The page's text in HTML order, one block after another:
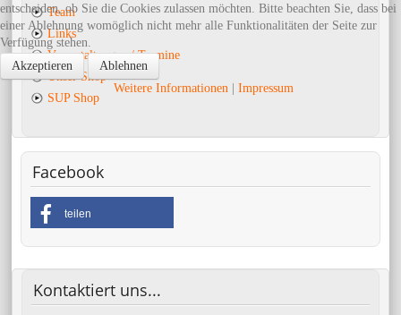
Team
Links
Veranstaltungen / Termine
Unser Shop
SUP Shop
Facebook
teilen
Kontaktiert uns...
entscheiden, ob Sie die Cookies zulassen möchten. Bitte beachten Sie, dass bei
einer Ablehnung womöglich nicht mehr alle Funktionalitäten der Seite zur
Verfügung stehen.
Akzeptieren
Ablehnen
Weitere Informationen | Impressum